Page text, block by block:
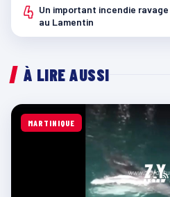
4 Un important incendie
au Lamentin
À LIRE AUSSI
MARTINIQUE